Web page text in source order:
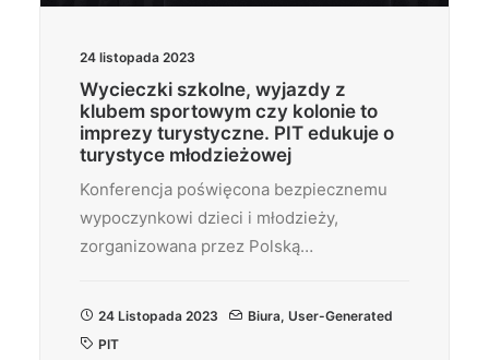
24 listopada 2023
Wycieczki szkolne, wyjazdy z
klubem sportowym czy kolonie to
imprezy turystyczne. PIT edukuje o
turystyce młodzieżowej
Konferencja poświęcona bezpiecznemu
wypoczynkowi dzieci i młodzieży,
zorganizowana przez Polską…
24 Listopada 2023 Biura, User-Generated
PIT